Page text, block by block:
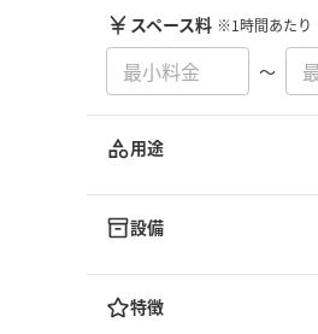
スペース料 ※1時間あたり
〜
用途
設備
特徴